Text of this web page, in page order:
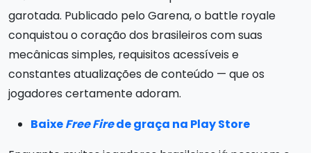
garotada. Publicado pelo Garena, o battle royale
conquistou o coração dos brasileiros com suas
mecânicas simples, requisitos acessíveis e
constantes atualizações de conteúdo — que os
jogadores certamente adoram.
BaixeFree Firede graça na Play Store